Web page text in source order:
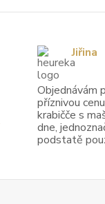
Objednávám
příznivou
krabičče s
dne,
podstatě
Jiřina